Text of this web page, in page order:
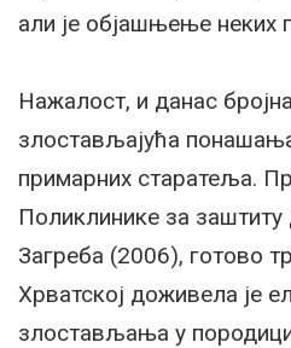
али је објашњење неких
Нажалост, и данас
злостављајућа
примарних старатеља.
Поликлинике за
Загреба (2006), готово
Хрватској доживела је
злостављања у